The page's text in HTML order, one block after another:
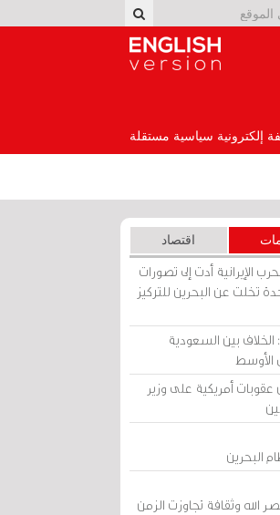
إلكترونية سياسية مستقلة
اقتصاد
الإيرانية أدت إلى تصورات
تخلت عن البحرين للتركيز
بين السعودية
الأوسط
أمريكية على وزير
البحرين
الله وثقافة تجاوزت الزمن